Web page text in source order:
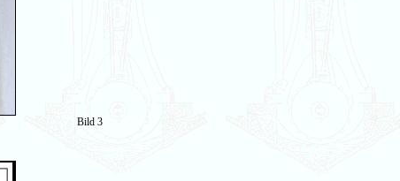
Bild 3